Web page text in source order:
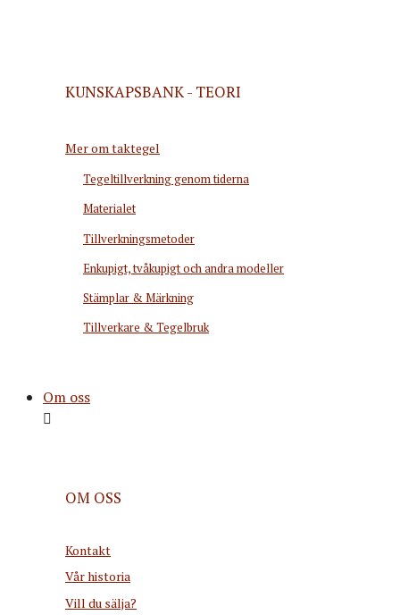
KUNSKAPSBANK - TEORI
Mer om taktegel
Tegeltillverkning genom tiderna
Materialet
Tillverkningsmetoder
Enkupigt, tvåkupigt och andra modeller
Stämplar & Märkning
Tillverkare & Tegelbruk
Om oss
OM OSS
Kontakt
Vår historia
Vill du sälja?